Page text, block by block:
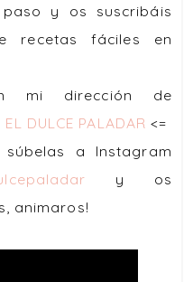
y os suscribáis
recetas fáciles en
mi dirección de
EL DULCE PALADAR <=
a Instagram
y os
animaros!